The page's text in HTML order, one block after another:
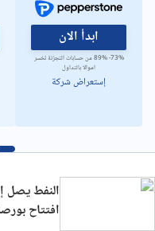
ابدأ الان
73%- 89% من حسابات التجزئة تخسر
اموالا بالتداول
إستعراض شركة
افتتاح بورصة